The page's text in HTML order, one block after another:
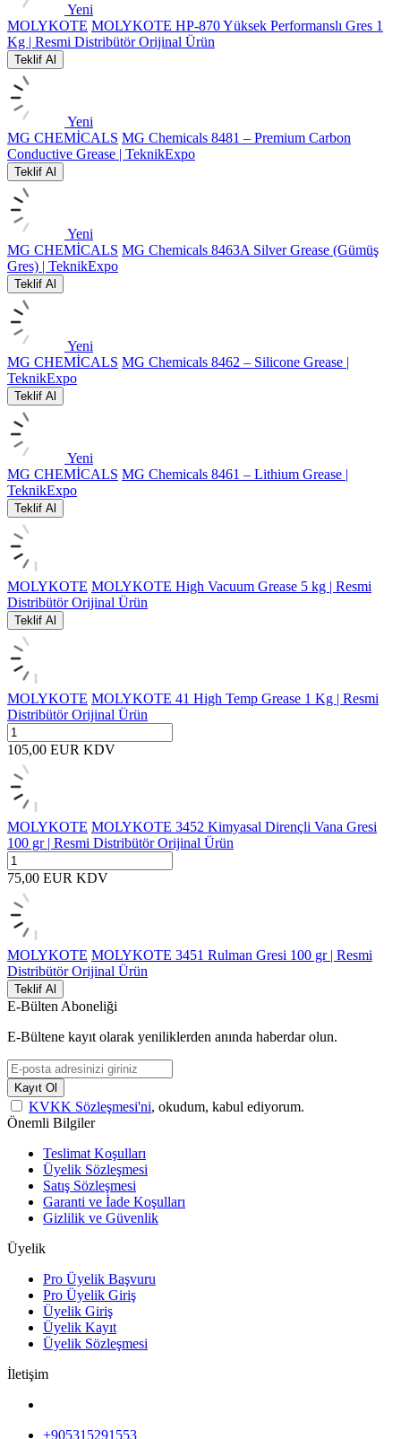
Yeni
MOLYKOTE MOLYKOTE HP-870 Yüksek Performanslı Gres 1
Kg | Resmi Distribütör Orijinal Ürün
Teklif Al
Yeni
MG CHEMİCALS MG Chemicals 8481 – Premium Carbon
Conductive Grease | TeknikExpo
Teklif Al
Yeni
MG CHEMİCALS MG Chemicals 8463A Silver Grease (Gümüş
Gres) | TeknikExpo
Teklif Al
Yeni
MG CHEMİCALS MG Chemicals 8462 – Silicone Grease |
TeknikExpo
Teklif Al
Yeni
MG CHEMİCALS MG Chemicals 8461 – Lithium Grease |
TeknikExpo
Teklif Al
MOLYKOTE MOLYKOTE High Vacuum Grease 5 kg | Resmi
Distribütör Orijinal Ürün
Teklif Al
MOLYKOTE MOLYKOTE 41 High Temp Grease 1 Kg | Resmi
Distribütör Orijinal Ürün
105,00 EUR KDV
MOLYKOTE MOLYKOTE 3452 Kimyasal Dirençli Vana Gresi
100 gr | Resmi Distribütör Orijinal Ürün
75,00 EUR KDV
MOLYKOTE MOLYKOTE 3451 Rulman Gresi 100 gr | Resmi
Distribütör Orijinal Ürün
Teklif Al
E-Bülten Aboneliği
E-Bültene kayıt olarak yeniliklerden anında haberdar olun.
Kayıt Ol
KVKK Sözleşmesi'ni, okudum, kabul ediyorum.
Önemli Bilgiler
Teslimat Koşulları
Üyelik Sözleşmesi
Satış Sözleşmesi
Garanti ve İade Koşulları
Gizlilik ve Güvenlik
Üyelik
Pro Üyelik Başvuru
Pro Üyelik Giriş
Üyelik Giriş
Üyelik Kayıt
Üyelik Sözleşmesi
İletişim
+905315291553